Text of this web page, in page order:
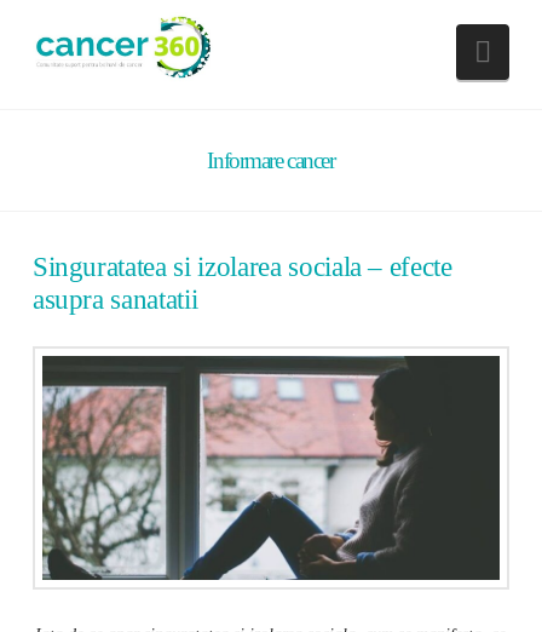
Informare cancer
Singuratatea si izolarea sociala – efecte
asupra sanatatii